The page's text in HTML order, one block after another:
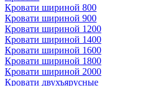
Кровати шириной 800
Кровати шириной 900
Кровати шириной 1200
Кровати шириной 1400
Кровати шириной 1600
Кровати шириной 1800
Кровати шириной 2000
Кровати двухъярусные